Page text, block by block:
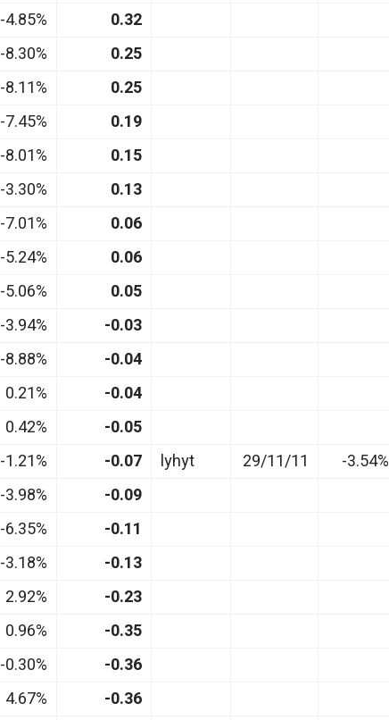
-4.85%
0.32
-8.30%
0.25
-8.11%
0.25
-7.45%
0.19
-8.01%
0.15
-3.30%
0.13
-7.01%
0.06
-5.24%
0.06
-5.06%
0.05
-3.94%
-0.03
-8.88%
-0.04
0.21%
-0.04
0.42%
-0.05
-1.21% -0.07 lyhyt 29/11/11
-3.54%
-3.98%
-0.09
-6.35%
-0.11
-3.18%
-0.13
2.92%
-0.23
0.96%
-0.35
-0.30%
-0.36
4.67%
-0.36